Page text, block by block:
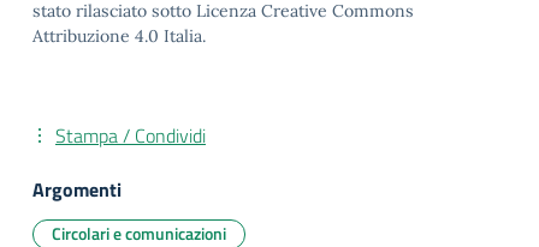
stato rilasciato sotto Licenza Creative Commons
Attribuzione 4.0 Italia.
Stampa / Condividi
Argomenti
Circolari e comunicazioni